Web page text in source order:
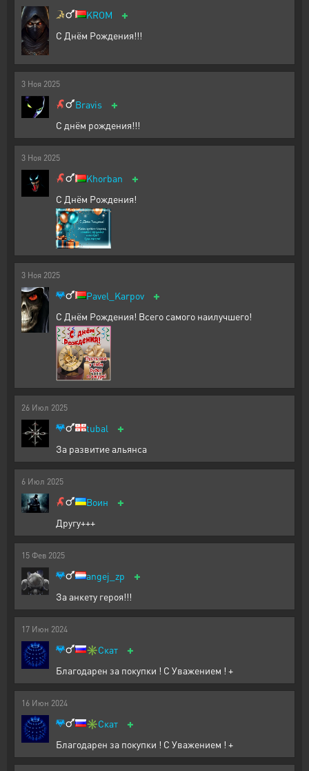
KROM +
С Днём Рождения!!!
3 Ноя 2025
Bravis +
С днём рождения!!!
3 Ноя 2025
Khorban +
С Днём Рождения!
3 Ноя 2025
Pavel_Karpov +
С Днём Рождения! Всего самого наилучшего!
26 Июл 2025
tubal +
За развитие альянса
6 Июл 2025
Воин +
Другу+++
15 Фев 2025
angej_zp +
За анкету героя!!!
17 Июн 2024
✳️Скат +
Благодарен за покупки ! С Уважением ! +
16 Июн 2024
✳️Скат +
Благодарен за покупки ! С Уважением ! +